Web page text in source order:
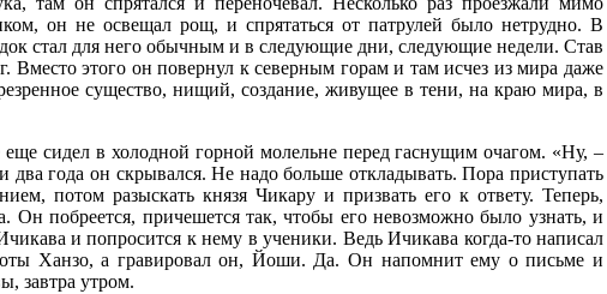
он не освещал рощ, и спрятаться от патрулей было нетрудно. В
стал для него обычным и в следующие дни, следующие недели. Став
этого он повернул к северным горам и там исчез из мира даже
существо, нищий, создание, живущее в тени, на краю мира, в
сидел в холодной горной молельне перед гаснущим очагом. «Ну, –
года он скрывался. Не надо больше откладывать. Пора приступать
потом разыскать князя Чикару и призвать его к ответу. Теперь,
побреется, причешется так, чтобы его невозможно было узнать, и
и попросится к нему в ученики. Ведь Ичикава когда-то написал
Ханзо, а гравировал он, Йоши. Да. Он напомнит ему о письме и
завтра утром.